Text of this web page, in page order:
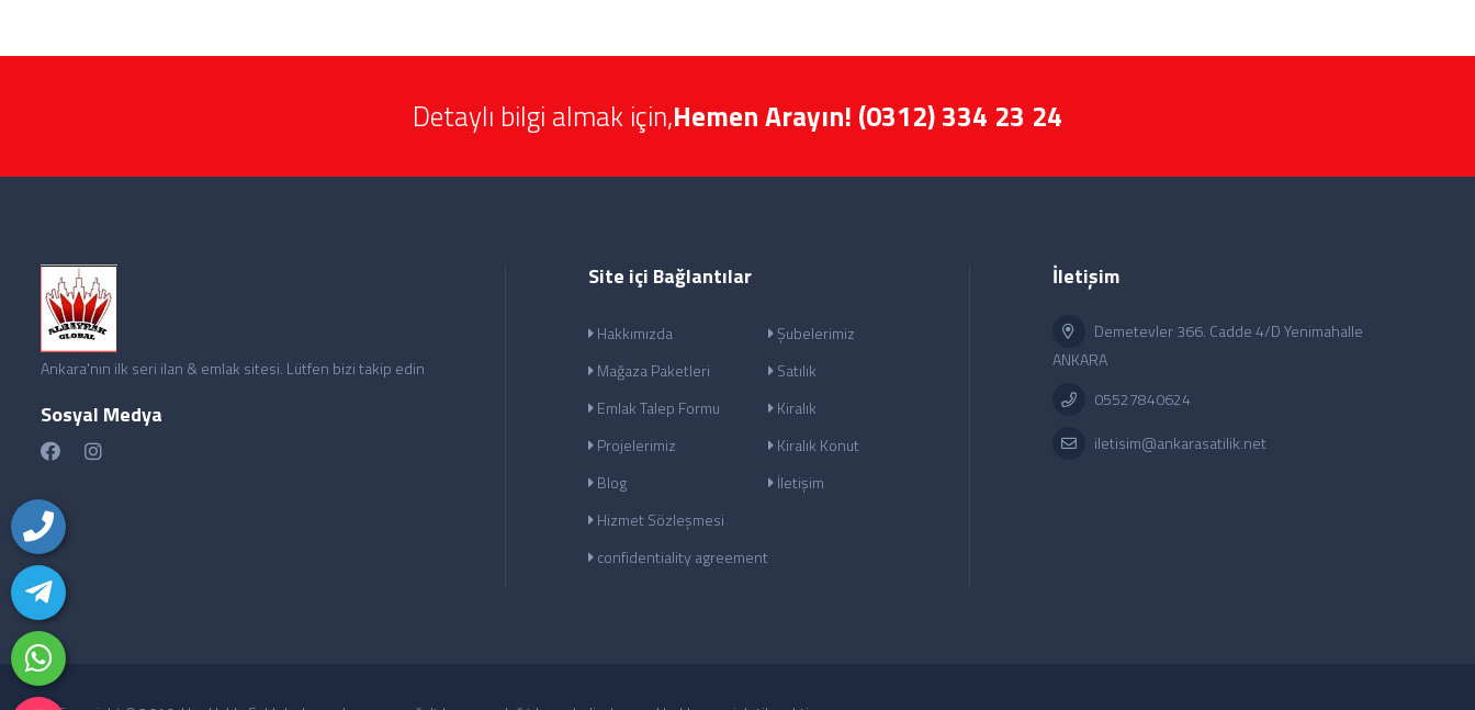
Detaylı bilgi almak için,Hemen Arayın! (0312) 334 23 24
Ankara'nın ilk seri ilan & emlak sitesi. Lütfen bizi takip edin
Sosyal Medya
Site içi Bağlantılar
Hakkımızda
Mağaza Paketleri
Emlak Talep Formu
Projelerimiz
Blog
Hizmet Sözleşmesi
confidentiality agreement
Şubelerimiz
Satılık
Kiralık
Kiralık Konut
İletişim
İletişim
Demetevler 366. Cadde 4/D Yenimahalle
ANKARA
05527840624
iletisim@ankarasatilik.net